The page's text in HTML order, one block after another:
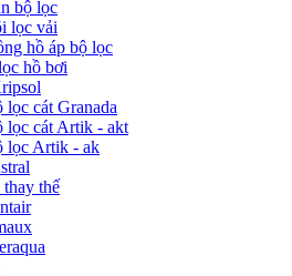
bộ lọc
lọc vải
hồ áp bộ lọc
hồ bơi
lọc cát Granada
lọc cát Artik - akt
lọc Artik - ak
thế